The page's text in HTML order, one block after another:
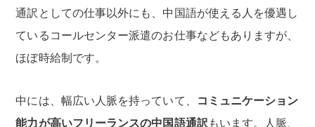
通訳としての仕事以外にも、中国語が使える人を優遇し
ているコールセンター派遣のお仕事などもありますが、
ほぼ時給制です。
中には、幅広い人脈を持っていて、
コミュニケーション
能力が高いフリーランスの中国語通訳 もいます。人脈、